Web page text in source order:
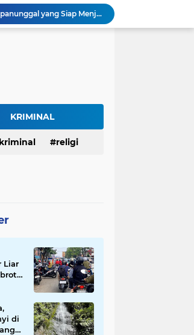
Curug Raksamala, Surga Tersembunyi di Kalapanunggal yang Siap Menjadi Ikon Wisata Alam Baru Kabupaten Sukabumi
Budaya Transparansi Dedi Mulyadi Menular ke ASN Jabar, Penataan Jalan Radjiman Kini Dilaporkan Real Time ke Publik
SAM FARM Greenhouse Cisolok Resmi Beroperasi, Hadirkan Wisata Petik Melon Premium dan Edukasi Pertanian Modern di Sukabumi
KRIMINAL
kriminal religi
Liar
di